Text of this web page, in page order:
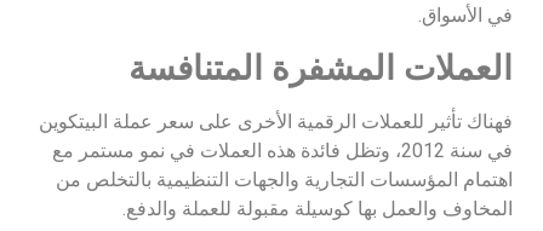
في الأسواق.
العملات المشفرة المتنافسة
فهناك تأثير للعملات الرقمية الأخرى على سعر عملة البيتكوين
في سنة 2012، وتظل فائدة هذه العملات في نمو مستمر مع
اهتمام المؤسسات التجارية والجهات التنظيمية بالتخلص من
المخاوف والعمل بها كوسيلة مقبولة للعملة والدفع.